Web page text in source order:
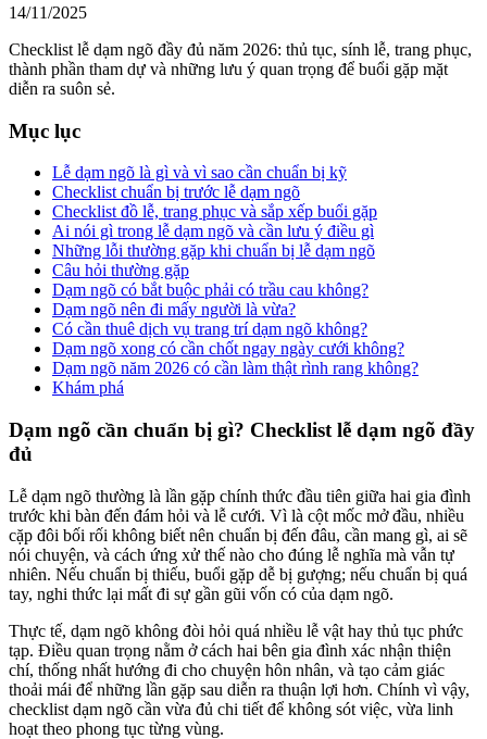
14/11/2025
Checklist lễ dạm ngõ đầy đủ năm 2026: thủ tục, sính lễ, trang phục,
thành phần tham dự và những lưu ý quan trọng để buổi gặp mặt
diễn ra suôn sẻ.
Mục lục
Lễ dạm ngõ là gì và vì sao cần chuẩn bị kỹ
Checklist chuẩn bị trước lễ dạm ngõ
Checklist đồ lễ, trang phục và sắp xếp buổi gặp
Ai nói gì trong lễ dạm ngõ và cần lưu ý điều gì
Những lỗi thường gặp khi chuẩn bị lễ dạm ngõ
Câu hỏi thường gặp
Dạm ngõ có bắt buộc phải có trầu cau không?
Dạm ngõ nên đi mấy người là vừa?
Có cần thuê dịch vụ trang trí dạm ngõ không?
Dạm ngõ xong có cần chốt ngay ngày cưới không?
Dạm ngõ năm 2026 có cần làm thật rình rang không?
Khám phá
Dạm ngõ cần chuẩn bị gì? Checklist lễ dạm ngõ đầy
đủ
Lễ dạm ngõ thường là lần gặp chính thức đầu tiên giữa hai gia đình
trước khi bàn đến đám hỏi và lễ cưới. Vì là cột mốc mở đầu, nhiều
cặp đôi bối rối không biết nên chuẩn bị đến đâu, cần mang gì, ai sẽ
nói chuyện, và cách ứng xử thế nào cho đúng lễ nghĩa mà vẫn tự
nhiên. Nếu chuẩn bị thiếu, buổi gặp dễ bị gượng; nếu chuẩn bị quá
tay, nghi thức lại mất đi sự gần gũi vốn có của dạm ngõ.
Thực tế, dạm ngõ không đòi hỏi quá nhiều lễ vật hay thủ tục phức
tạp. Điều quan trọng nằm ở cách hai bên gia đình xác nhận thiện
chí, thống nhất hướng đi cho chuyện hôn nhân, và tạo cảm giác
thoải mái để những lần gặp sau diễn ra thuận lợi hơn. Chính vì vậy,
checklist dạm ngõ cần vừa đủ chi tiết để không sót việc, vừa linh
hoạt theo phong tục từng vùng.